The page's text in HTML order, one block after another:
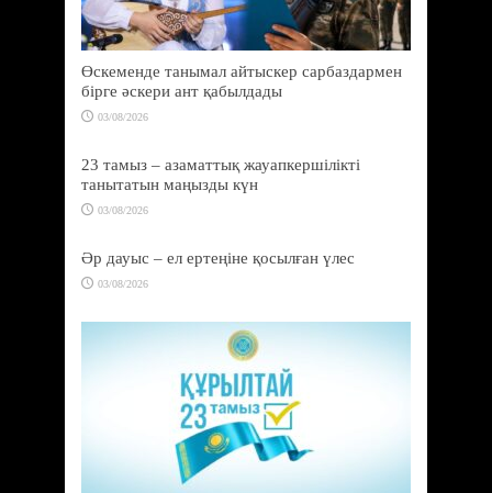
Өскеменде танымал айтыскер сарбаздармен
бірге әскери ант қабылдады
03/08/2026
23 тамыз – азаматтық жауапкершілікті
танытатын маңызды күн
03/08/2026
Әр дауыс – ел ертеңіне қосылған үлес
03/08/2026